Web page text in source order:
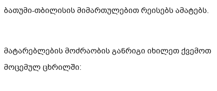
ბათუმი-თბილისის მიმართულებით რეისებს ამატებს.
მატარებლების მოძრაობის განრიგი იხილეთ ქვემოთ
მოცემულ ცხრილში: